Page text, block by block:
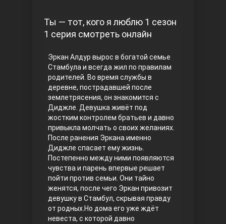
Правосyдие
Любовь напрокат
Ты — тот, кого я люблю 1 сезон
1 серия смотреть онлайн
Эркан Алдур вырос в богатой семье
Стамбула и всегда жил по правилам
родителей. Во время службы в
деревне, пострадавшей после
землетрясения, он знакомится с
Диджле. Девушка живёт под
жостким контролем братьев и давно
привыкла молчать о своих желаниях.
После ранения Эркана именно
Диджле спасает ему жизнь.
Постепенно между ними появляются
чувства и парень впервые решает
пойти против семьи. Они тайно
женятся, после чего Эркан привозит
девушку в Стамбул, скрывая правду
от родных.Но дома его уже ждёт
невеста, с которой давно